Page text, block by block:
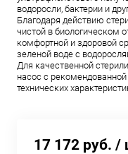
водоросли, бактерии и
Благодаря действию
чистой в биологическом
комфортной и здоровой
зеленой воде с
Для качественной
насос с
технических
17 172 руб. /